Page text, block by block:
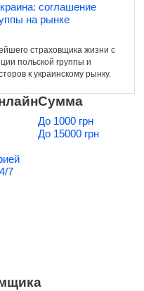
соглашение
на рынке
страховщика жизни с
польской группы и
к украинскому рынку.
7
Сумма
До 1000 грн
До 15000 грн